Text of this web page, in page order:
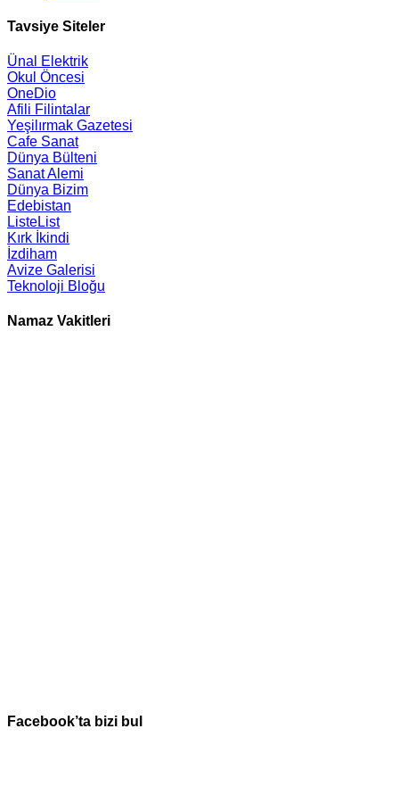
Tavsiye Siteler
Ünal Elektrik
Okul Öncesi
OneDio
Afili Filintalar
Yeşilırmak Gazetesi
Cafe Sanat
Dünya Bülteni
Sanat Alemi
Dünya Bizim
Edebistan
ListeList
Kırk İkindi
İzdiham
Avize Galerisi
Teknoloji Bloğu
Namaz Vakitleri
Facebook’ta bizi bul